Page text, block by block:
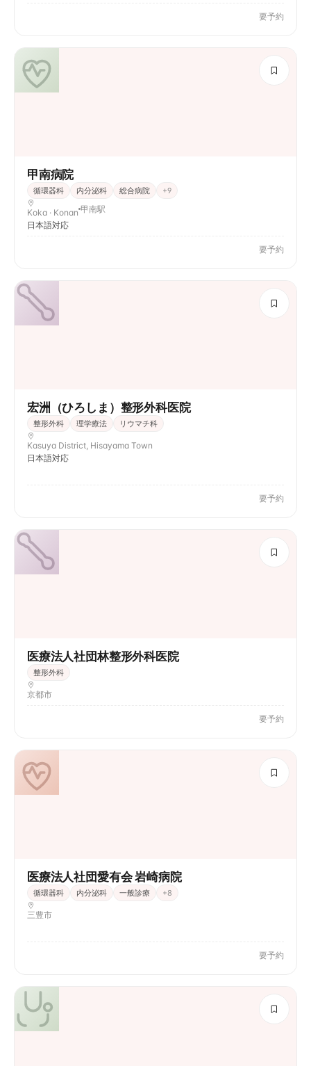
要予約
甲南病院
循環器科 内分泌科 総合病院 +9
Koka · Konan 甲南駅
日本語対応
要予約
宏洲（ひろしま）整形外科医院
整形外科 理学療法 リウマチ科
Kasuya District, Hisayama Town
日本語対応
要予約
医療法人社団林整形外科医院
整形外科
京都市
要予約
医療法人社団愛有会 岩崎病院
循環器科 内分泌科 一般診療 +8
三豊市
要予約